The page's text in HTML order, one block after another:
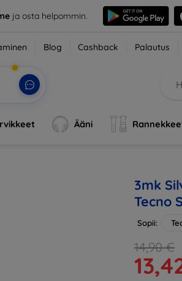
ja osta helpommin.
Blog Cashback Palautus
Ääni
3mk
Tecno
Sopii:
14,90 €